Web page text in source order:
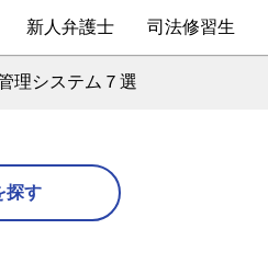
新人弁護士 司法修習生
理システム７選
探す